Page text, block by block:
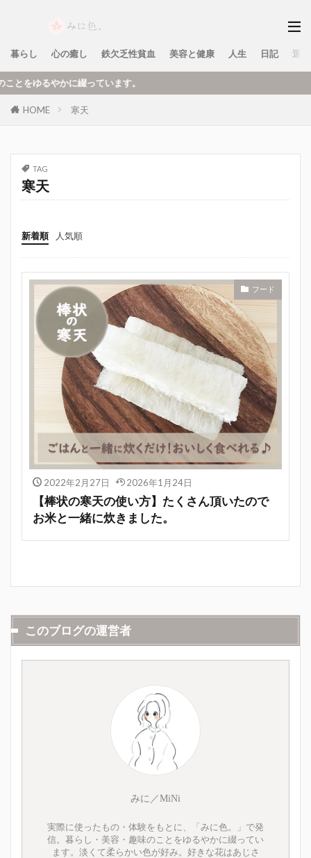
暮らし 心の癒し 鉄欠乏性貧血 美容と健康 人生 日記 運
かに綴っています。
HOME 寒天
TAG
寒天
新着順 人気順
フード
2022年2月27日 2026年1月24日
【棒状の寒天の使い方】たくさん頂いたので
お米と一緒に炊きました。
このブログの運営者
みに／MiNi
実際に使ったもの・体験をもとに、「みに色。」で発
信。暮らし・美容・趣味のことをゆるやかに綴ってい
ます。淡くて柔らかい色が好み。好きな花はあじさ